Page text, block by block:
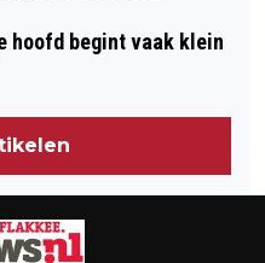
hoofd begint vaak klein